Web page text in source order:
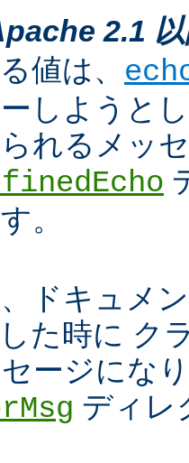
2.1
値は、
しようと
れるメッ
。
ドキュメ
た時に ク
ージにな
ディレ